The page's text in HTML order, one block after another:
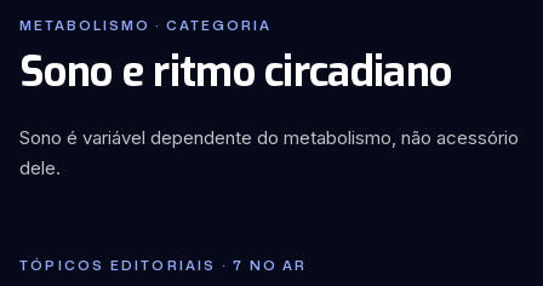
METABOLISMO · CATEGORIA
Sono e ritmo circadiano
Sono é variável dependente do metabolismo, não acessório
dele.
TÓPICOS EDITORIAIS · 7 NO AR